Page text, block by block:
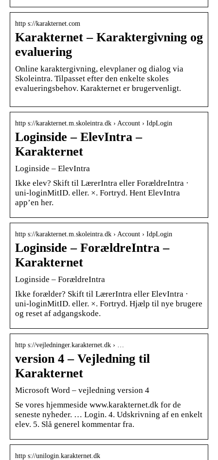
http s://karakternet.com
Karakternet – Karaktergivning og
evaluering
Online karaktergivning, elevplaner og dialog via
Skoleintra. Tilpasset efter den enkelte skoles
evalueringsbehov. Karakternet er brugervenligt.
http s://karakternet.m.skoleintra.dk › Account › IdpLogin
Loginside – ElevIntra –
Karakternet
Loginside – ElevIntra
Ikke elev? Skift til LærerIntra eller ForældreIntra ·
uni-loginMitID. eller. ×. Fortryd. Hent ElevIntra
app’en her.
http s://karakternet.m.skoleintra.dk › Account › IdpLogin
Loginside – ForældreIntra –
Karakternet
Loginside – ForældreIntra
Ikke forælder? Skift til LærerIntra eller ElevIntra ·
uni-loginMitID. eller. ×. Fortryd. Hjælp til nye brugere
og reset af adgangskode.
http s://vejledninger.karakternet.dk › …
version 4 – Vejledning til
Karakternet
Microsoft Word – vejledning version 4
Se vores hjemmeside www.karakternet.dk for de
seneste nyheder. … Login. 4. Udskrivning af en enkelt
elev. 5. Slå generel kommentar fra.
http s://unilogin.karakternet.dk